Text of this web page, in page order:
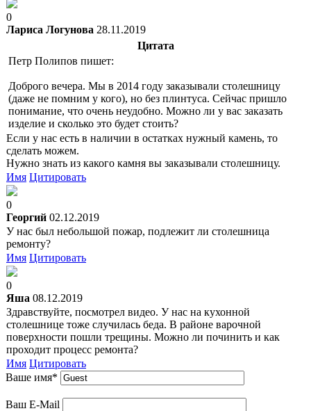
0
Лариса Логунова 28.11.2019
Цитата
Петр Полипов пишет:
Доброго вечера. Мы в 2014 году заказывали столешницу
(даже не помним у кого), но без плинтуса. Сейчас пришло
понимание, что очень неудобно. Можно ли у вас заказать
изделие и сколько это будет стоить?
Если у нас есть в наличии в остатках нужный камень, то
сделать можем.
Нужно знать из какого камня вы заказывали столешницу.
Имя Цитировать
0
Георгий 02.12.2019
У нас был небольшой пожар, подлежит ли столешница
ремонту?
Имя Цитировать
0
Яша 08.12.2019
Здравствуйте, посмотрел видео. У нас на кухонной
столешнице тоже случилась беда. В районе варочной
поверхности пошли трещины. Можно ли починить и как
проходит процесс ремонта?
Имя Цитировать
Ваше имя*
Ваш E-Mail